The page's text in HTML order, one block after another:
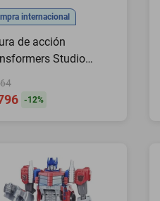
internacional
de acción
Studio
51 Soundwave de
-12%